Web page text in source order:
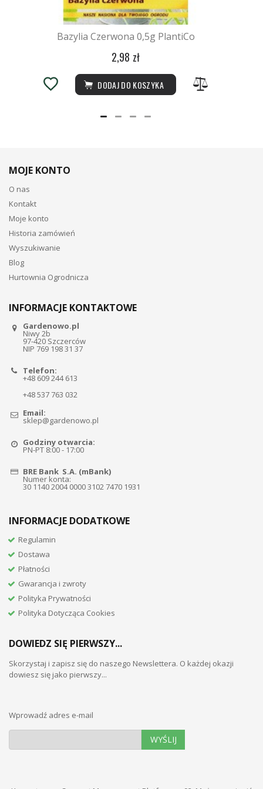
Bazylia Czerwona 0,5g PlantiCo
2,98 zł
DODAJ DO KOSZYKA
MOJE KONTO
O nas
Kontakt
Moje konto
Historia zamówień
Wyszukiwanie
Blog
Hurtownia Ogrodnicza
INFORMACJE KONTAKTOWE
Gardenowo.pl
Niwy 2b
97-420 Szczerców
NIP 769 198 31 37
Telefon:
+48 609 244 613
+48 537 763 032
Email:
sklep@gardenowo.pl
Godziny otwarcia:
PN-PT 8:00 - 17:00
BRE Bank S.A. (mBank)
Numer konta:
30 1140 2004 0000 3102 7470 1931
INFORMACJE DODATKOWE
Regulamin
Dostawa
Płatności
Gwarancja i zwroty
Polityka Prywatności
Polityka Dotycząca Cookies
DOWIEDZ SIĘ PIERWSZY...
Skorzystaj i zapisz się do naszego Newslettera. O każdej okazji
dowiesz się jako pierwszy...
Wprowadź adres e-mail
WYŚLIJ